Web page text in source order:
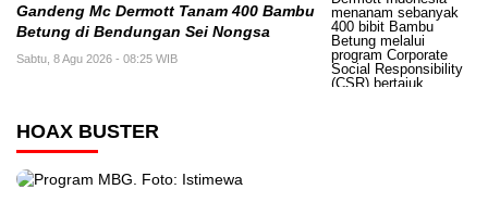
Gandeng Mc Dermott Tanam 400 Bambu
Betung di Bendungan Sei Nongsa
Sabtu, 8 Agu 2026 - 08:25 WIB
HOAX BUSTER